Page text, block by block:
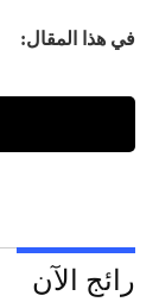
في هذا المقال:
رائج الآن